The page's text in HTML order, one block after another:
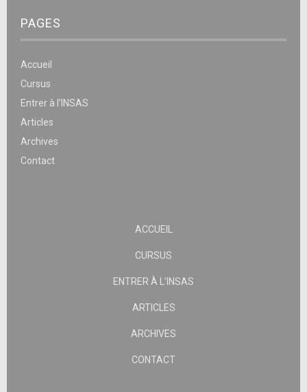
PAGES
Accueil
Cursus
Entrer à l’INSAS
Articles
Archives
Contact
ACCUEIL
CURSUS
ENTRER À L’INSAS
ARTICLES
ARCHIVES
CONTACT